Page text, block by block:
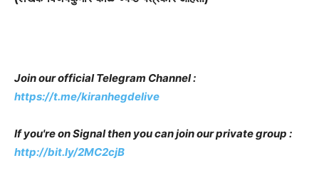
Join our official Telegram Channel :
https://t.me/kiranhegdelive
If you're on Signal then you can join our private group :
http://bit.ly/2MC2cjB